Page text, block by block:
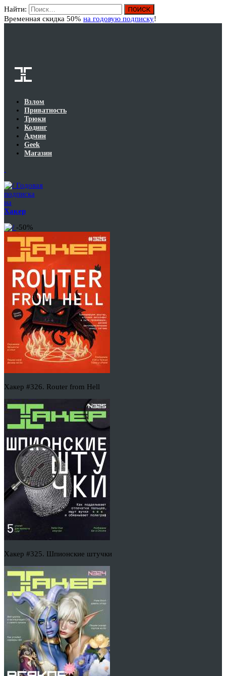
Найти:
Временная скидка 50% на годовую подписку!
Взлом
Приватность
Трюки
Кодинг
Админ
Geek
Магазин
Годовая
подписка
на
Хакер
-50%
Хакер #326. Router from Hell
Хакер #325. Шпионские штучки